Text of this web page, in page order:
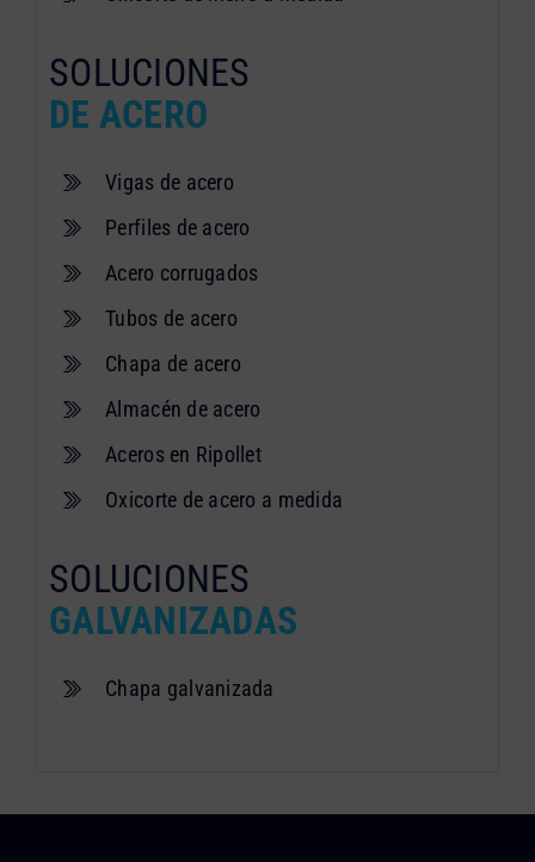
SOLUCIONES
DE ACERO
Vigas de acero
Perfiles de acero
Acero corrugados
Tubos de acero
Chapa de acero
Almacén de acero
Aceros en Ripollet
Oxicorte de acero a medida
SOLUCIONES
GALVANIZADAS
Chapa galvanizada